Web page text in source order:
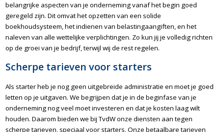
belangrijke aspecten van je onderneming vanaf het begin goed
geregeld zijn. Dit omvat het opzetten van een solide
boekhoudsysteem, het indienen van belastingaangiften, en het
naleven van alle wettelijke verplichtingen. Zo kun jij je volledig richten
op de groei van je bedrijf, terwijl wij de rest regelen.
Scherpe tarieven voor starters
Als starter heb je nog geen uitgebreide administratie en moet je goed
letten op je uitgaven. We begrijpen dat je in de beginfase van je
onderneming nog veel moet investeren en dat je kosten laag wilt
houden. Daarom bieden we bij TvdW onze diensten aan tegen
scherpe tarieven, speciaal voor starters. Onze betaalbare tarieven